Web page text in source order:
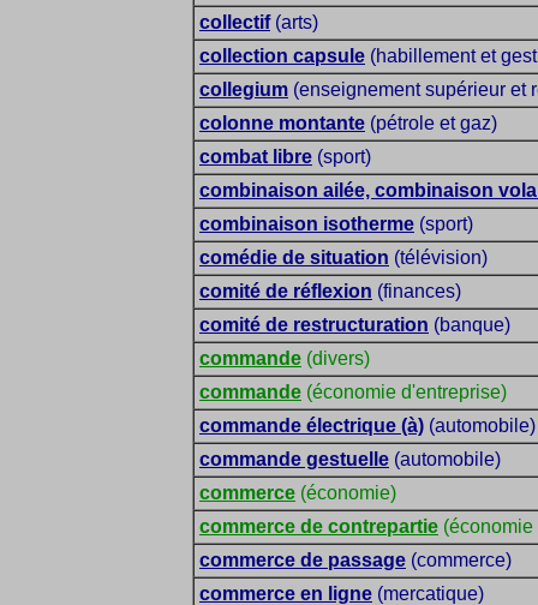
collectif(arts)
collection capsule (habillement et
collegium (enseignement supérieur et
colonne montante (pétrole et gaz)
combat libre (sport)
combinaison ailée, combinaison
combinaison isotherme (sport)
comédie de situation (télévision)
comité de réflexion (finances)
comité de restructuration (banque)
commande (divers)
commande (économie d'entreprise)
commande électrique (à) (automobile)
commande gestuelle (automobile)
commerce (économie)
commerce de contrepartie
commerce de passage (commerce)
commerce en ligne (mercatique)